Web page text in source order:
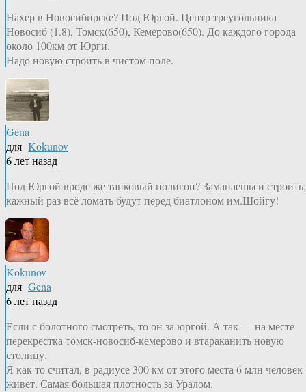
Нахер в Новосибирске? Под Юргой. Центр треугольника
Новосиб (1.8), Томск(650), Кемерово(650). До каждого города
около 100км от Юрги.
Надо новую строить в чистом поле.
Gena
для Kokunov
6 лет назад
Под Юргой вроде же танковый полигон? Заманаешьси строить,
кажный раз всё ломать будут перед биатлоном им.Шойгу!
Kokunov
для Gena
6 лет назад
Если с болотного смотреть, то он за юргой. А так — на месте
перекрестка томск-новосиб-кемерово и втараканить новую
столицу.
Я как то считал, в радиусе 300 км от этого места 6 млн человек
живет. Самая большая плотность за Уралом.